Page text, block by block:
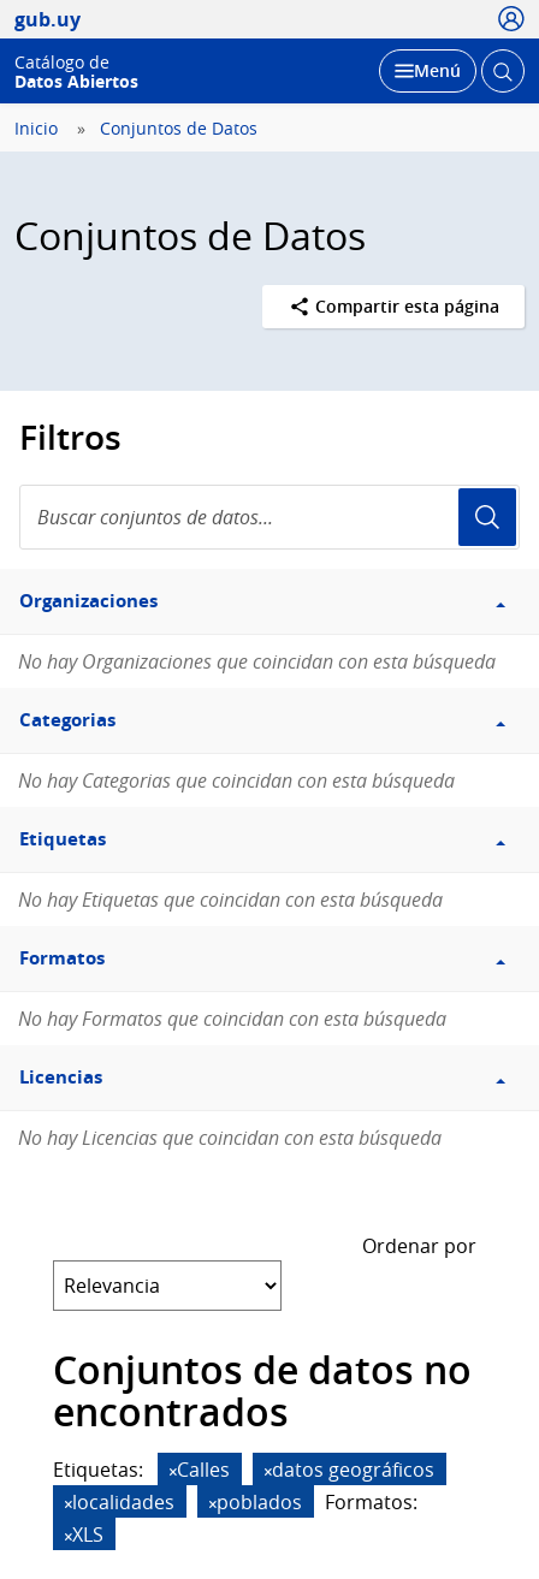
gub.uy
Catálogo de
Datos Abiertos
Desplegar
Menú Abrir
Inicio Conjuntos de Datos
Conjuntos de Datos
Compartir esta página
Filtros
conjuntos
de
Filtro
Organizaciones
Organizaciones
No hay Organizaciones que coincidan con esta búsqueda
Filtro
Categorias
Categorias
No hay Categorias que coincidan con esta búsqueda
Filtro
Etiquetas
Etiquetas
No hay Etiquetas que coincidan con esta búsqueda
Filtro
Formatos
Formatos
No hay Formatos que coincidan con esta búsqueda
Filtro
Licencias
Licencias
No hay Licencias que coincidan con esta búsqueda
Ordenar por
Conjuntos de datos no
encontrados
Etiquetas: Calles
datos geográficos
localidades
poblados
Formatos:
XLS